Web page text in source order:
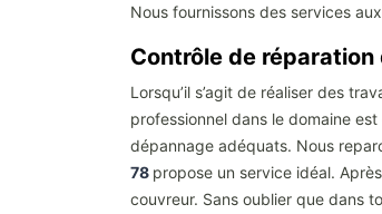
Nous fournissons des services
Contrôle de
Lorsqu’il s’agit de réaliser des
professionnel dans le domaine
dépannage adéquats. Nous
78 propose un service idéal.
couvreur. Sans oublier que dans